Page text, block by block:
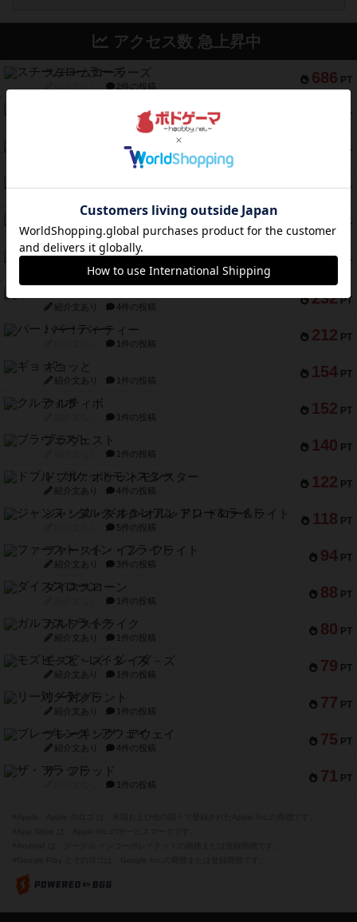
アクセス数 急上昇中
686 PT
スチームローラーズ
2件の投稿
PT
2件の投稿
PT
1件の投稿
257 PT
240 PT
紹介文なし 1件の投稿
236 PT
トリオンフ ア マレンゴ
紹介文あり 1件の投稿
232 PT
紹介文あり 4件の投稿
212 PT
バー！パーティー
1件の投稿
154 PT
ギョッと
紹介文あり 1件の投稿
152 PT
クルティボ
1件の投稿
140 PT
ブラヴェスト
1件の投稿
122 PT
ドブル：ポケットモンスター
紹介文あり 4件の投稿
118 PT
ジャンヌ・ダルク-オルレアン ドロー＆ライト
5件の投稿
94 PT
ファースト・イン・フライト
紹介文あり 3件の投稿
88 PT
ダイススローン
1件の投稿
80 PT
ガルフストライク
紹介文あり 1件の投稿
79 PT
モズビ－ズ・レイダ－ズ
紹介文あり 1件の投稿
77 PT
リー対グラント
紹介文あり 1件の投稿
75 PT
ブレーキング・アウェイ
紹介文あり 4件の投稿
71 PT
ザ・フラッド
1件の投稿